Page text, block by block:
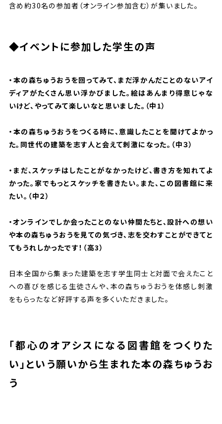
含め約30名の参加者（オンライン参加含む）が集いました。
◆イベントに参加した学生の声
・本の森ちゅうおうを回ってみて、まだ浮かんだことのないアイ
ディアがたくさん思い浮かびました。絵はあんまり得意じゃな
いけど、やってみて楽しいなと思いました。（中1）
・本の森ちゅうおうをつくる時に、意識したことを聞けてよかっ
た。同世代の建築を志す人と会えて刺激になった。（中３）
・まだ、スケッチはしたことがなかったけど、書き方を知れてよ
かった。家でもっとスケッチを書きたい。また、この図書館に来
たい。（中２）
・オンラインでしか会ったことのない仲間たちと、設計への想い
や本の森ちゅうおうを見ての気づき、志を交わすことができてと
てもうれしかったです！（高3）
日本全国から集まった建築を志す学生同士と対面で会えたこと
への喜びを感じる生徒さんや、本の森ちゅうおうを体感し刺激
をもらったなど好評する声を多くいただきました。
「都心のオアシスになる図書館をつくりた
い」という願いから生まれた本の森ちゅうお
う